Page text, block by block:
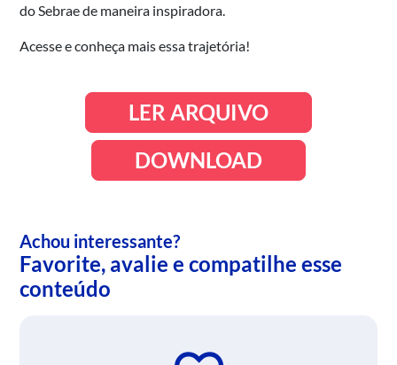
do Sebrae de maneira inspiradora.
Acesse e conheça mais essa trajetória!
LER ARQUIVO
DOWNLOAD
Achou interessante?
Favorite, avalie e compatilhe esse
conteúdo